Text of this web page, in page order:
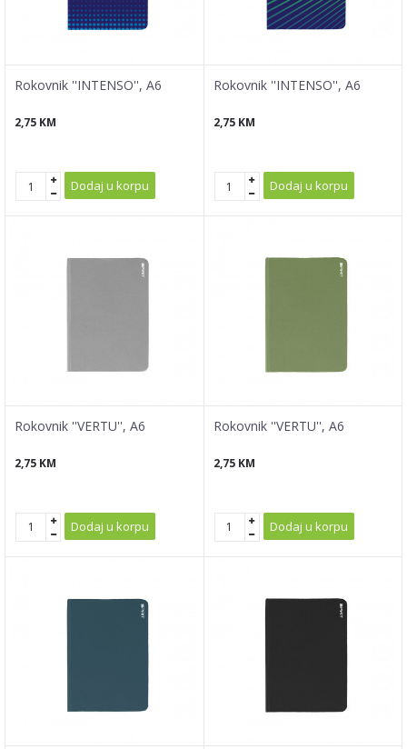
Rokovnik ''INTENSO'', A6
2,75 KM
Dodaj u korpu
Rokovnik ''INTENSO'', A6
2,75 KM
Dodaj u korpu
Rokovnik ''VERTU'', A6
2,75 KM
Dodaj u korpu
Rokovnik ''VERTU'', A6
2,75 KM
Dodaj u korpu